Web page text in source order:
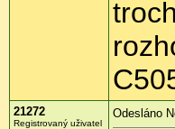
21272
Registrovaný uživatel
Odesláno